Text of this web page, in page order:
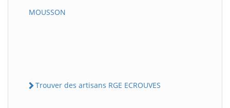
MOUSSON
Trouver des artisans RGE ECROUVES